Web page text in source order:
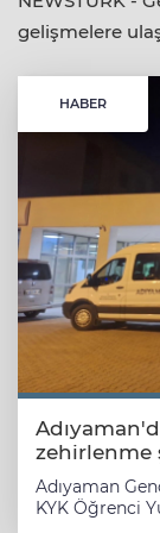
gelişmelere
HABER
zehirlenme
kaldırıldı!
Adıyaman
KYK Öğrenci